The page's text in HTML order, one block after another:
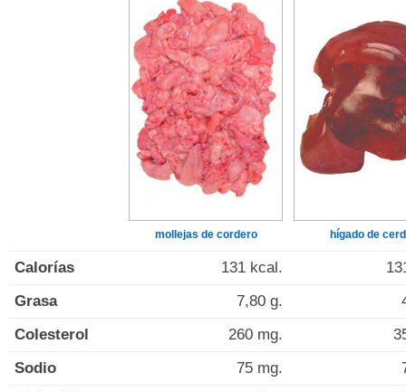
mollejas de cordero hígado de
Calorías 131 kcal.
Grasa
7,80 g.
Colesterol
260 mg.
Sodio
75 mg.